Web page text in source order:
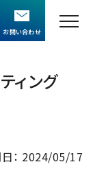
お問い合わせ
ィング
： 2024/05/17